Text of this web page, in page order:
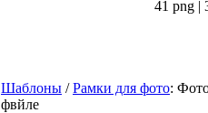
41 png |
Шаблоны /Рамки для фото:
фвйле